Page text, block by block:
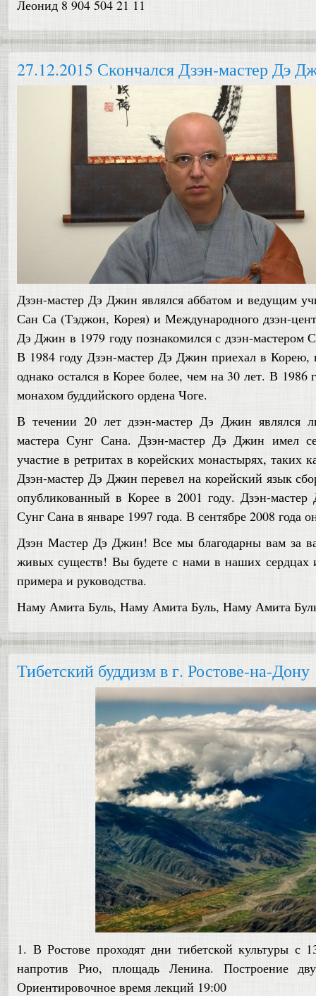
Леонид 8 904 504 21 11
27.12.2015 Скончался Дзэн-мастер Дэ
Дзэн-мастер Дэ Джин являлся аббатом и ведущим
Сан Са (Тэджон, Корея) и Международного дзэн-
Дэ Джин в 1979 году познакомился с дзэн-мастером
В 1984 году Дзэн-мастер Дэ Джин приехал в Корею,
однако остался в Корее более, чем на 30 лет. В
монахом буддийского ордена Чоге.
В течении 20 лет дзэн-мастер Дэ Джин являлся
мастера Сунг Сана. Дзэн-мастер Дэ Джин имел
участие в ретритах в корейских монастырях,
Дзэн-мастер Дэ Джин перевел на корейский язык
опубликованный в Корее в 2001 году. Дзэн-
Сунг Сана в январе 1997 года. В сентябре 2008 года
Дзэн Мастер Дэ Джин! Все мы благодарны вам за
живых существ! Вы будете с нами в наших сердцах
примера и руководства.
Наму Амита Буль, Наму Амита Буль, Наму Амита
Тибетский буддизм в г. Ростове-на-Дону
1. В Ростове проходят дни тибетской культуры с
напротив Рио, площадь Ленина. Построение
Ориентировочное время лекций 19:00